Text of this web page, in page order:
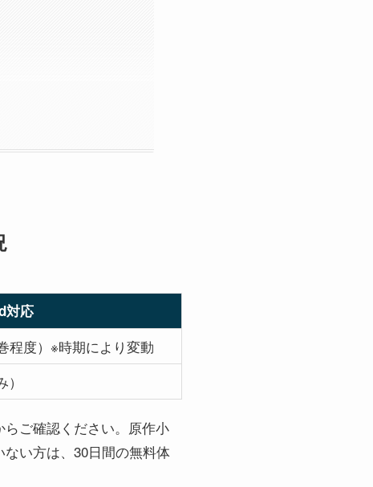
対応
程度）※時期により変動
ご確認ください。原作小
い方は、30日間の無料体